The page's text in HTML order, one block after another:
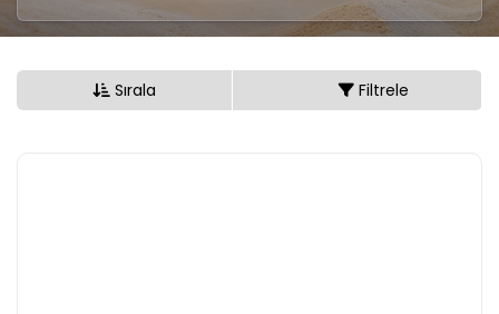
Sırala Filtrele